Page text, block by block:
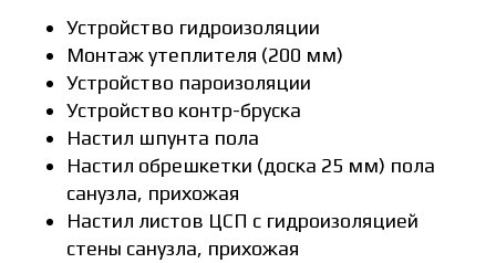
Устройство гидроизоляции
Монтаж утеплителя (200 мм)
Устройство пароизоляции
Устройство контр-бруска
Настил шпунта пола
Настил обрешкетки (доска 25 мм) пола
санузла, прихожая
Настил листов ЦСП с гидроизоляцией
стены санузла, прихожая